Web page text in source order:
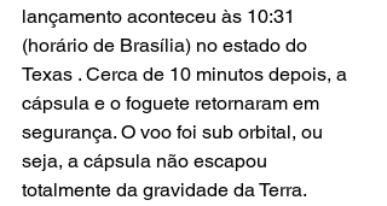
lançamento aconteceu às 10:31
(horário de Brasília) no estado do
Texas . Cerca de 10 minutos depois, a
cápsula e o foguete retornaram em
segurança. O voo foi sub orbital, ou
seja, a cápsula não escapou
totalmente da gravidade da Terra.